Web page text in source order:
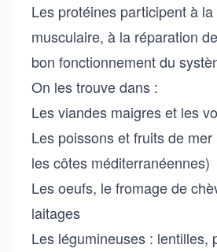
Les protéines participent à
musculaire, à la réparation
bon fonctionnement du
On les trouve dans :
Les viandes maigres et les
Les poissons et fruits de
les côtes méditerranéennes)
Les oeufs, le fromage de
laitages
Les légumineuses : lentilles,